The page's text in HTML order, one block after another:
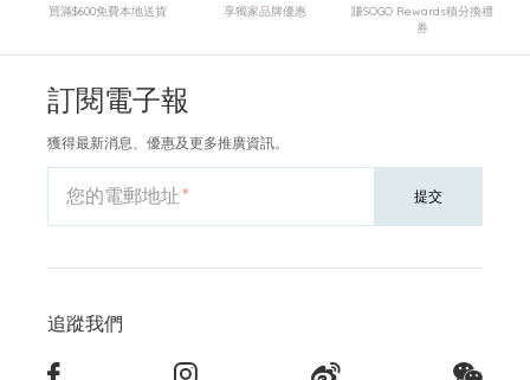
買滿$600免費本地送貨 享獨家品牌優惠
賺SOGO Rewards積分換禮
券
訂閱電子報
獲得最新消息、優惠及更多推廣資訊。
您的電郵地址 提交
追蹤我們